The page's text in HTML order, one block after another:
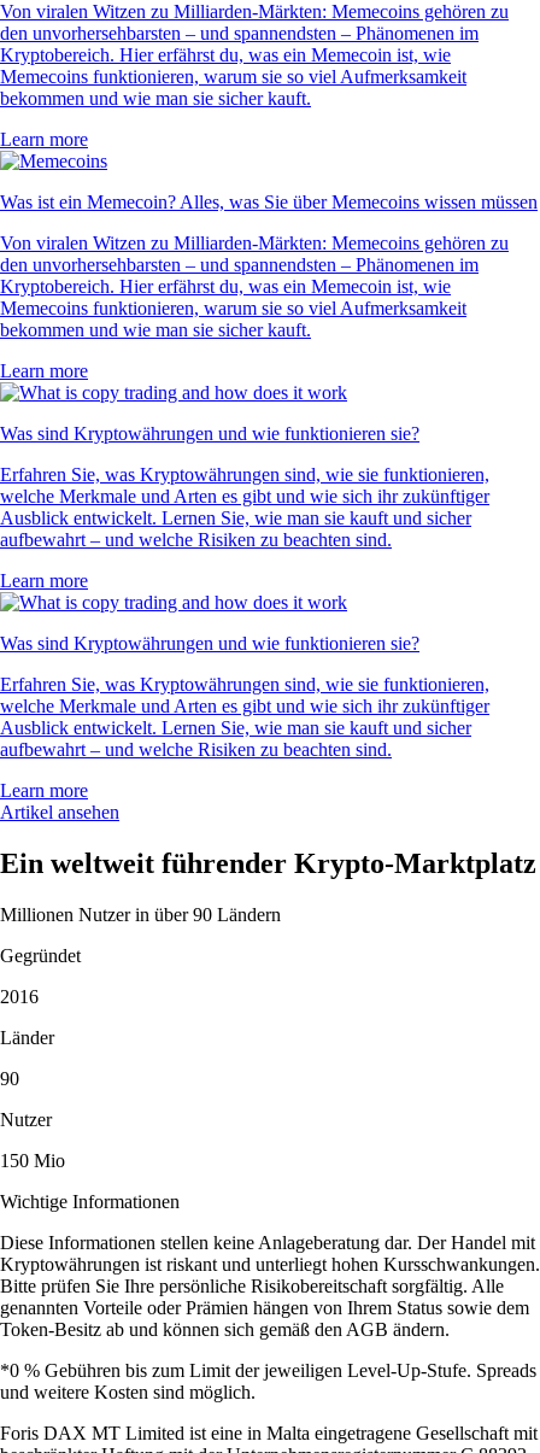
Von viralen Witzen zu Milliarden-Märkten: Memecoins gehören zu
den unvorhersehbarsten – und spannendsten – Phänomenen im
Kryptobereich. Hier erfährst du, was ein Memecoin ist, wie
Memecoins funktionieren, warum sie so viel Aufmerksamkeit
bekommen und wie man sie sicher kauft.
Learn more
Was ist ein Memecoin? Alles, was Sie über Memecoins wissen müssen
Von viralen Witzen zu Milliarden-Märkten: Memecoins gehören zu
den unvorhersehbarsten – und spannendsten – Phänomenen im
Kryptobereich. Hier erfährst du, was ein Memecoin ist, wie
Memecoins funktionieren, warum sie so viel Aufmerksamkeit
bekommen und wie man sie sicher kauft.
Learn more
Was sind Kryptowährungen und wie funktionieren sie?
Erfahren Sie, was Kryptowährungen sind, wie sie funktionieren,
welche Merkmale und Arten es gibt und wie sich ihr zukünftiger
Ausblick entwickelt. Lernen Sie, wie man sie kauft und sicher
aufbewahrt – und welche Risiken zu beachten sind.
Learn more
Was sind Kryptowährungen und wie funktionieren sie?
Erfahren Sie, was Kryptowährungen sind, wie sie funktionieren,
welche Merkmale und Arten es gibt und wie sich ihr zukünftiger
Ausblick entwickelt. Lernen Sie, wie man sie kauft und sicher
aufbewahrt – und welche Risiken zu beachten sind.
Learn more
Artikel ansehen
Ein weltweit führender Krypto-Marktplatz
Millionen Nutzer in über 90 Ländern
Gegründet
2016
Länder
90
Nutzer
150 Mio
Wichtige Informationen
Diese Informationen stellen keine Anlageberatung dar. Der Handel mit
Kryptowährungen ist riskant und unterliegt hohen Kursschwankungen.
Bitte prüfen Sie Ihre persönliche Risikobereitschaft sorgfältig. Alle
genannten Vorteile oder Prämien hängen von Ihrem Status sowie dem
Token-Besitz ab und können sich gemäß den AGB ändern.
*0 % Gebühren bis zum Limit der jeweiligen Level-Up-Stufe. Spreads
und weitere Kosten sind möglich.
Foris DAX MT Limited ist eine in Malta eingetragene Gesellschaft mit